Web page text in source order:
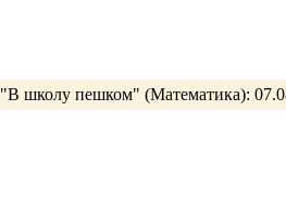
"В школу пешком" (Математика):